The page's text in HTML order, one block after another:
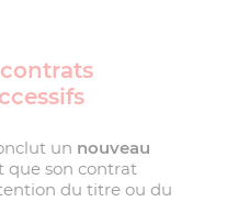
un nouveau
que son contrat
du titre ou du